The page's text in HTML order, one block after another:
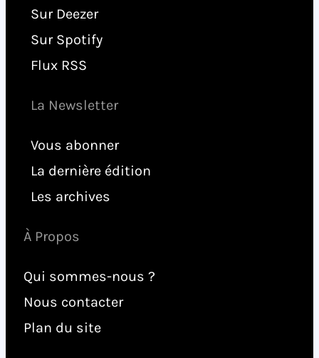
Sur Deezer
Sur Spotify
Flux RSS
La Newsletter
Vous abonner
La dernière édition
Les archives
À Propos
Qui sommes-nous ?
Nous contacter
Plan du site